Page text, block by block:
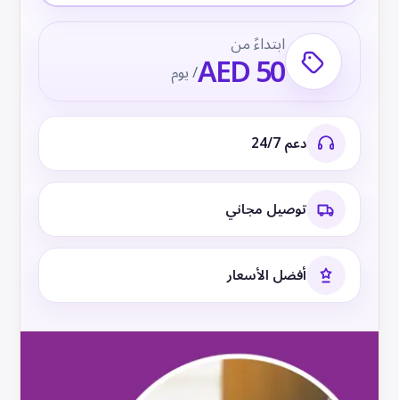
ابتداءً من
AED 50/ يوم
دعم 24/7
توصيل مجاني
أفضل الأسعار